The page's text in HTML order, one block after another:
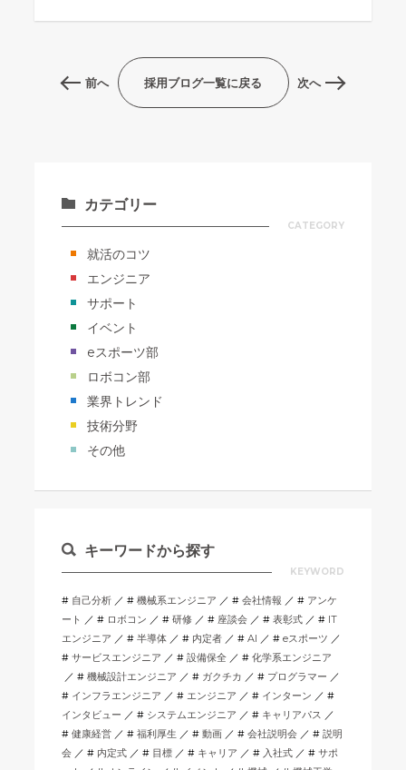
前へ 採用ブログ一覧に戻る 次へ
カテゴリー
CATEGORY
就活のコツ
エンジニア
サポート
イベント
eスポーツ部
ロボコン部
業界トレンド
技術分野
その他
キーワードから探す
KEYWORD
自己分析 機械系エンジニア 会社情報
アンケ
ート
ロボコン 研修 座談会 表彰式
IT
エンジニア
半導体 内定者 AI
eスポーツ
サービスエンジニア
設備保全
化学系エンジニア
機械設計エンジニア
ガクチカ
プログラマー
インフラエンジニア
エンジニア
インターン
インタビュー
システムエンジニア
キャリアパス
健康経営
福利厚生 動画 会社説明会
説明
会
内定式 目標 キャリア 入社式
サポ